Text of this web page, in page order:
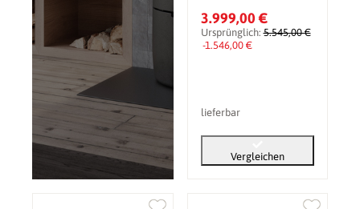
inkl. Wärmespeicher
3.999,00 €
Ursprünglich:5.545,00 €
-1.546,00 €
lieferbar
Vergleichen